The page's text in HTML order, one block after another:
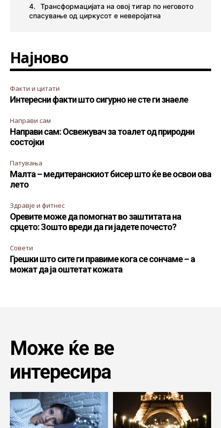
Трансформацијата на овој тигар по неговото
спасување од циркусот е неверојатна
Најново
Факти и цитати
Интересни факти што сигурно не сте ги знаеле
Направи сам
Направи сам: Освежувач за тоалет од природни
состојки
Патувања
Малта – медитеранскиот бисер што ќе ве освои ова
лето
Здравје и фитнес
Оревите може да помогнат во заштитата на
срцето: Зошто вреди да ги јадете почесто?
Совети
Грешки што сите ги правиме кога се сончаме – а
можат да ја оштетат кожата
Може ќе ве
интересира